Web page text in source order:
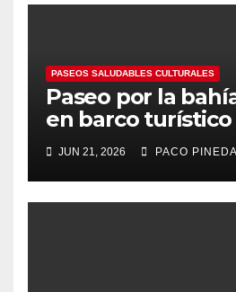
PASEOS SALUDABLES CULTURALES
Paseo por la
en barco turístico
JUN 21, 2026 PACO PINEDA